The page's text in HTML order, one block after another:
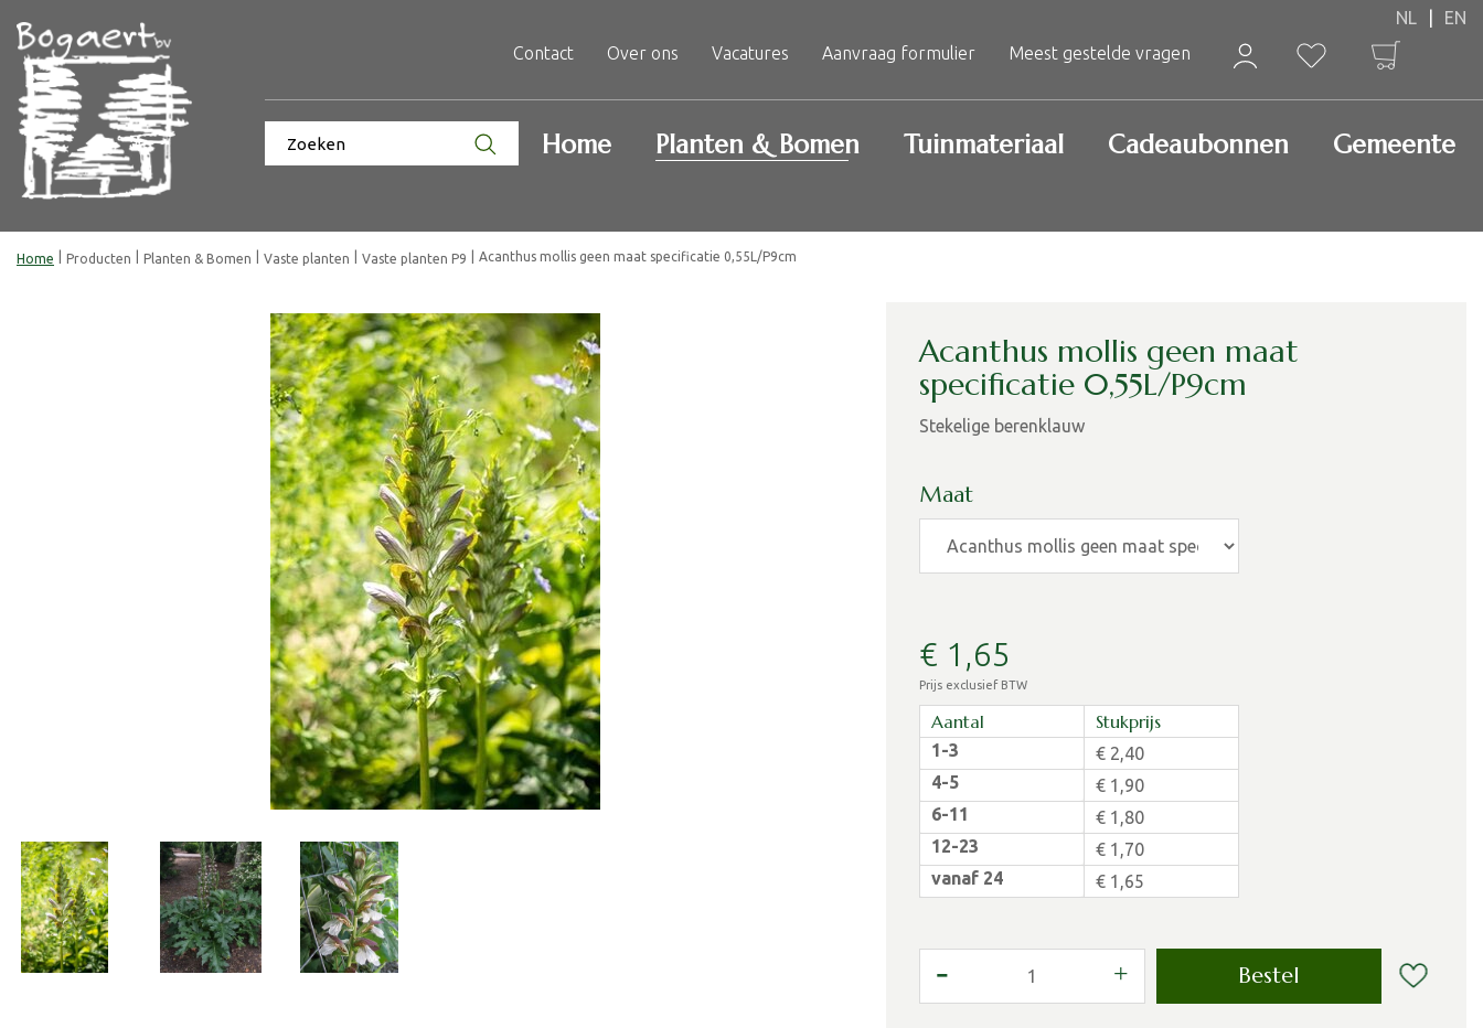
naar
content
Home Producten Planten & Bomen Vaste planten Vaste planten P9 Acanthus mollis geen maat specificatie 0,55L/P9cm
Contact Over ons Vacatures Aanvraag formulier Meest gestelde vragen
Home Planten & Bomen Tuinmateriaal Cadeaubonnen Gemeente
Acanthus mollis geen maat
specificatie 0,55L/P9cm
Stekelige berenklauw
Maat
€ 1 ,65
Prijs exclusief BTW
Aantal Stukprijs
1-3 € 2,40
4-5
€ 1 ,90
6-11
€ 1 ,80
12-23
€ 1 ,70
vanaf 24
€ 1 ,65